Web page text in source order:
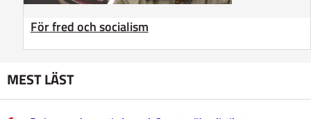
För fred och socialism
MEST LÄST